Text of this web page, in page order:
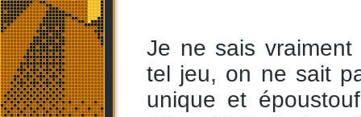
Je ne sais
tel jeu, on ne sait
unique et